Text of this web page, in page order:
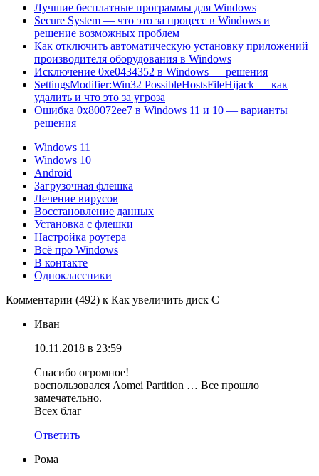
Лучшие бесплатные программы для Windows
Secure System — что это за процесс в Windows и
решение возможных проблем
Как отключить автоматическую установку приложений
производителя оборудования в Windows
Исключение 0xe0434352 в Windows — решения
SettingsModifier:Win32 PossibleHostsFileHijack — как
удалить и что это за угроза
Ошибка 0x80072ee7 в Windows 11 и 10 — варианты
решения
Windows 11
Windows 10
Android
Загрузочная флешка
Лечение вирусов
Восстановление данных
Установка с флешки
Настройка роутера
Всё про Windows
В контакте
Одноклассники
Комментарии (492) к Как увеличить диск C
Иван
10.11.2018 в 23:59
Спасибо огромное!
воспользовался Aomei Partition … Все прошло
замечательно.
Всех благ
Ответить
Рома